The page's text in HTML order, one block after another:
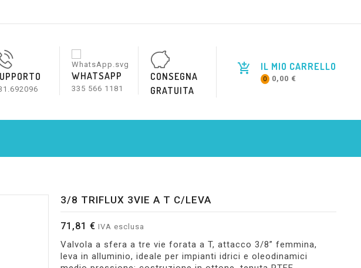
IL MIO CARRELLO
0 0,00 €
WHATSAPP
335 566 1181
CONSEGNA
GRATUITA
3/8 TRIFLUX 3VIE A T C/LEVA
71,81 € IVA esclusa
Valvola a sfera a tre vie forata a T, attacco 3/8” femmina,
leva in alluminio, ideale per impianti idrici e oleodinamici